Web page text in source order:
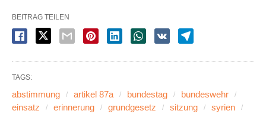
BEITRAG TEILEN
TAGS:
abstimmung artikel 87a bundestag
bundeswehr
einsatz
erinnerung grundgesetz sitzung
syrien